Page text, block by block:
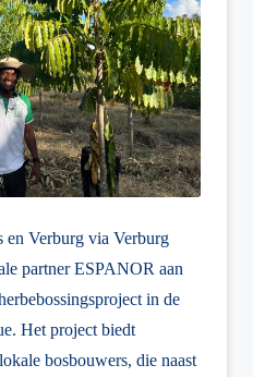
en Verburg via Verburg
partner ESPANOR aan
in de
Het project biedt
bosbouwers, die naast